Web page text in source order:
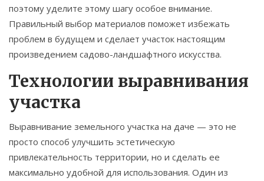
поэтому уделите этому шагу особое внимание.
Правильный выбор материалов поможет избежать
проблем в будущем и сделает участок настоящим
произведением садово-ландшафтного искусства.
Технологии выравнивания
участка
Выравнивание земельного участка на даче — это не
просто способ улучшить эстетическую
привлекательность территории, но и сделать ее
максимально удобной для использования. Один из